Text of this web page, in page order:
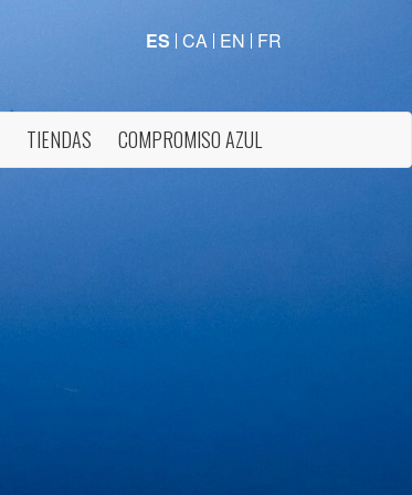
ES CA EN FR
TIENDAS COMPROMISO AZUL